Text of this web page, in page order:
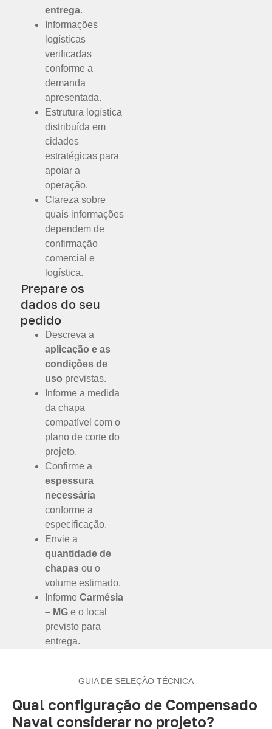
entrega.
Informações
logísticas
verificadas
conforme a
demanda
apresentada.
Estrutura logística
distribuída em
cidades
estratégicas para
apoiar a
operação.
Clareza sobre
quais informações
dependem de
confirmação
comercial e
logística.
Prepare os
dados do seu
pedido
Descreva a
aplicação e as
condições de
uso previstas.
Informe a medida
da chapa
compatível com o
plano de corte do
projeto.
Confirme a
espessura
necessária
conforme a
especificação.
Envie a
quantidade de
chapas ou o
volume estimado.
Informe Carmésia
– MG e o local
previsto para
entrega.
GUIA DE SELEÇÃO TÉCNICA
Qual configuração de Compensado
Naval considerar no projeto?